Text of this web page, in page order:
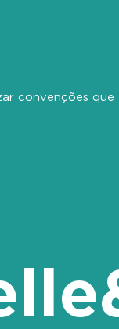
convenções